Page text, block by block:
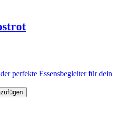
perfekte Essensbegleiter für dein